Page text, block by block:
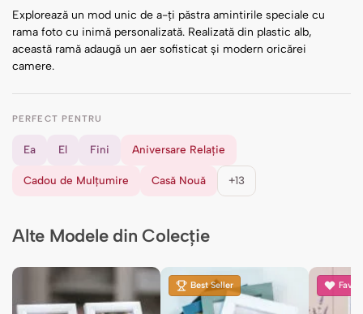
Explorează un mod unic de a-ți păstra amintirile speciale cu
rama foto cu inimă personalizată. Realizată din plastic alb,
această ramă adaugă un aer sofisticat și modern oricărei
camere.
PERFECT PENTRU
Ea El Fini Aniversare Relație
Cadou de Mulțumire Casă Nouă +13
Alte Modele din Colecție
Best Seller